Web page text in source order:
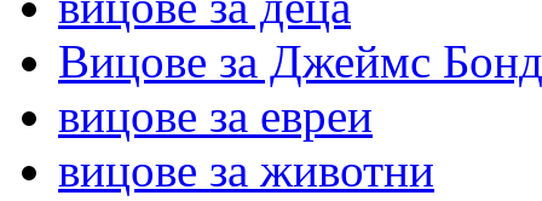
Вицове за Джеймс Бонд
вицове за евреи
вицове за животни